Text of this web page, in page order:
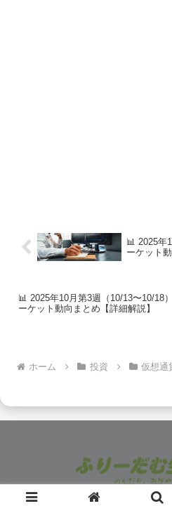
📊 2025年
ーケット
📊 2025年10月第3週（10/13〜10/18
ーケット動向まとめ【詳細解説】
ホーム 投資 仮想通
© 2022 ふりー